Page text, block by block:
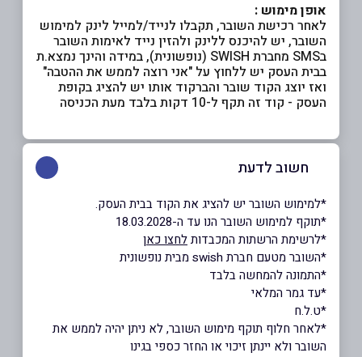
אופן מימוש :
לאחר רכישת השובר, תקבלו לנייד/למייל לינק למימוש
השובר, יש להיכנס ללינק ולהזין נייד לאימות השובר
בSMS מחברת SWISH (נופשונית), במידה והינך נמצא.ת
בבית העסק יש ללחוץ על "אני רוצה לממש את ההטבה"
ואז יוצג הקוד שובר והברקוד אותו יש להציג בקופת
העסק - קוד זה תקף ל-10 דקות בלבד מעת הכניסה
חשוב לדעת
*למימוש השובר יש להציג את הקוד בבית העסק.
*תוקף למימוש השובר הנו עד ה-18.03.2028
*לרשימת הרשתות המכבדותלחצו כאן
*השובר מטעם חברת swish מבית נופשונית
*התמונה להמחשה בלבד
*עד גמר המלאי
*ט.ל.ח
*לאחר חלוף תוקף מימוש השובר, לא ניתן יהיה לממש את
השובר ולא יינתן זיכוי או החזר כספי בגינו